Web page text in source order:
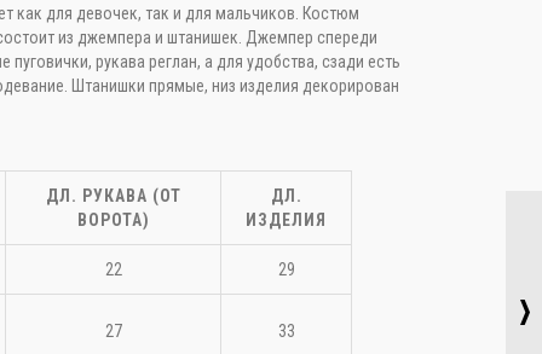
как для девочек, так и для мальчиков. Костюм
из джемпера и штанишек. Джемпер спереди
рукава реглан, а для удобства, сзади есть
Штанишки прямые, низ изделия декорирован
22 29
27 33
ДЛ. РУКАВА (ОТ
ВОРОТА)
ДЛ.
ИЗДЕЛИЯ